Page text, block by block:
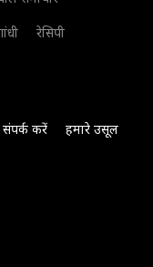
रेसिपी
करें
हमारे उसूल